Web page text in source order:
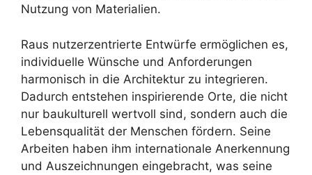
Nutzung von Materialien.
Raus nutzerzentrierte Entwürfe ermöglichen es,
individuelle Wünsche und Anforderungen
harmonisch in die Architektur zu integrieren.
Dadurch entstehen inspirierende Orte, die nicht
nur baukulturell wertvoll sind, sondern auch die
Lebensqualität der Menschen fördern. Seine
Arbeiten haben ihm internationale Anerkennung
und Auszeichnungen eingebracht, was seine